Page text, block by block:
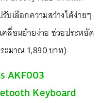
เลือกความสว่างได้ง่ายๆ
ลื่อนย้ายง่าย ช่วยประหยัด
ะมาณ 1,890 บาท)
AKF003
Keyboard